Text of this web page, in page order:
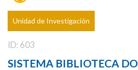
Unidad de Investigación
ID: 603
SISTEMA BIBLIOTECA